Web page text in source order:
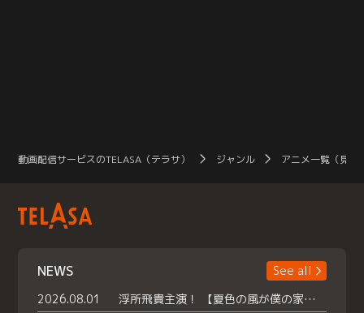
動画配信サービスのTELASA（テラサ） ジャンル アニメ一覧（見放
NEWS
See all
2026.08.01
浮所飛貴主演！ 【夏色の風が僕の家にやってきた】 本日よりテラサで独占配信スタート！